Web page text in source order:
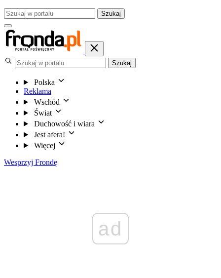
Szukaj
Szukaj
Polska
Reklama
Wschód
Świat
Duchowość i wiara
Jest afera!
Więcej
Wesprzyj Frondę
ad